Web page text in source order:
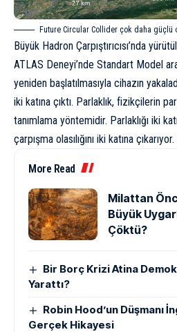
Future Circular Collider çok daha güçlü
Büyük Hadron Çarpıştırıcısı’nda
ATLAS Deneyi’nde Standart Model
yeniden başlatılmasıyla cihazın
iki katına çıktı. Parlaklık, fizikçilerin
tanımlama yöntemidir. Parlaklığı iki
çarpışma olasılığını iki katına çıkarıyor.
More Read
Milattan
Büyük
Çöktü?
Bir Borç Krizi Atina
Yarattı?
Robin Hood’un Düşmanı
Gerçek Hikayesi